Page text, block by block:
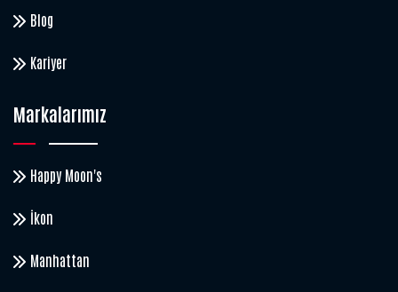
Blog
Kariyer
Markalarımız
Happy Moon's
İkon
Manhattan